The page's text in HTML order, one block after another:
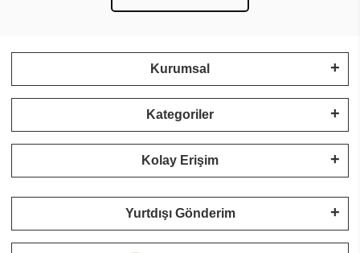
Kurumsal
Kategoriler
Kolay Erişim
Yurtdışı Gönderim